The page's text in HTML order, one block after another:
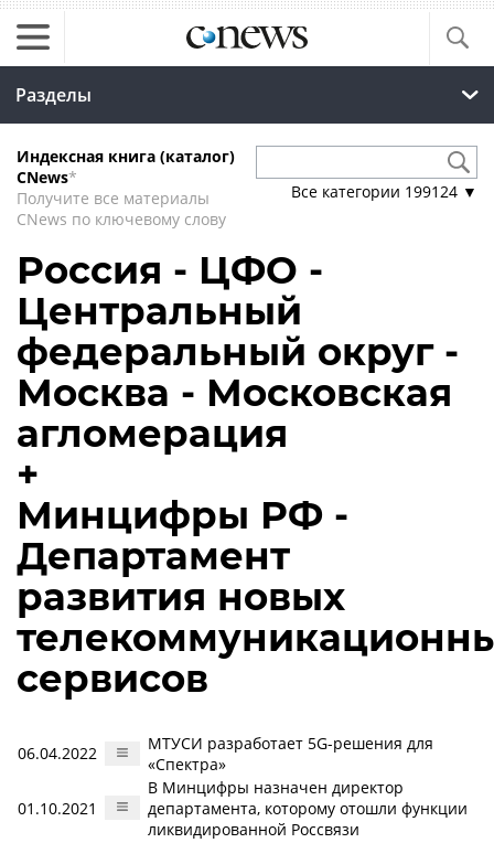
Разделы
Индексная книга (каталог)
CNews*
Получите все материалы
CNews по ключевому слову
Все категории 199124 ▼
Россия - ЦФО -
Центральный
федеральный округ -
Москва - Московская
агломерация
+
Минцифры РФ -
Департамент
развития новых
сервисов
06.04.2022
МТУСИ разработает 5G-решения для
«Спектра»
01.10.2021
В Минцифры назначен директор
департамента, которому отошли функции
ликвидированной Россвязи